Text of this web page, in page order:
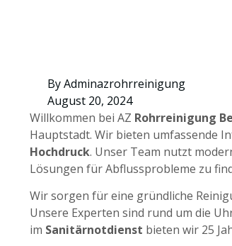
ByAdminazrohrreinigung
August 20, 2024
Willkommen bei AZ Rohrreinigung
Hauptstadt. Wir bieten umfassende
Hochdruck. Unser Team nutzt
Lösungen für Abflussprobleme zu
Wir sorgen für eine gründliche
Unsere Experten sind rund um die
im Sanitärnotdienst bieten wir 25